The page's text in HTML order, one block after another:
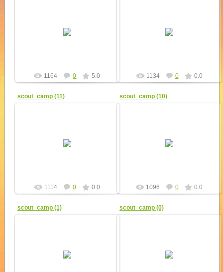
1164 0 5.0 1134 0 0.0
scout_camp (11)
1114 0 0.0
scout_camp (10)
1096 0 0.0
scout_camp (1) scout_camp (0)